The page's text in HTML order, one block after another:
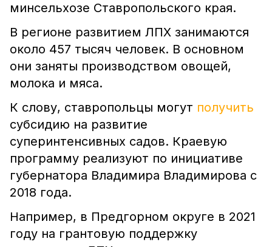
минсельхозе Ставропольского края.
В регионе развитием ЛПХ занимаются
около 457 тысяч человек. В основном
они заняты производством овощей,
молока и мяса.
К слову, ставропольцы могут получить
субсидию на развитие
суперинтенсивных садов. Краевую
программу реализуют по инициативе
губернатора Владимира Владимирова с
2018 года.
Например, в Предгорном округе в 2021
году на грантовую поддержку